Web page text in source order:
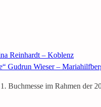
Reinhardt – Koblenz
Gudrun Wieser –
Buchmesse im Rahmen der